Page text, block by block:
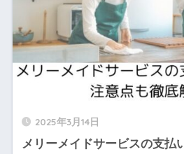
2025年3月14日
メリーメイドサービスの支払